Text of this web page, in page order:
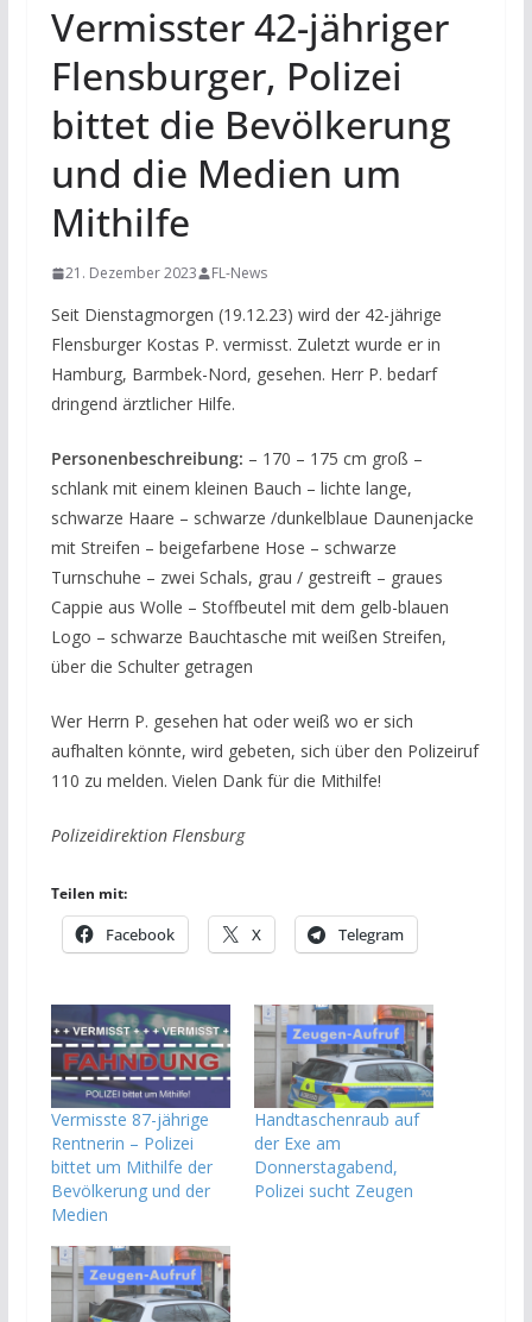
Vermisster 42-jähriger
Flensburger, Polizei
bittet die Bevölkerung
und die Medien um
Mithilfe
21. Dezember 2023 FL-News
Seit Dienstagmorgen (19.12.23) wird der 42-jährige
Flensburger Kostas P. vermisst. Zuletzt wurde er in
Hamburg, Barmbek-Nord, gesehen. Herr P. bedarf
dringend ärztlicher Hilfe.
Personenbeschreibung: – 170 – 175 cm groß –
schlank mit einem kleinen Bauch – lichte lange,
schwarze Haare – schwarze /dunkelblaue Daunenjacke
mit Streifen – beigefarbene Hose – schwarze
Turnschuhe – zwei Schals, grau / gestreift – graues
Cappie aus Wolle – Stoffbeutel mit dem gelb-blauen
Logo – schwarze Bauchtasche mit weißen Streifen,
über die Schulter getragen
Wer Herrn P. gesehen hat oder weiß wo er sich
aufhalten könnte, wird gebeten, sich über den Polizeiruf
110 zu melden. Vielen Dank für die Mithilfe!
Polizeidirektion Flensburg
Teilen mit:
Facebook X Telegram
Vermisste 87-jährige
Rentnerin – Polizei
bittet um Mithilfe der
Bevölkerung und der
Medien
Handtaschenraub auf
der Exe am
Donnerstagabend,
Polizei sucht Zeugen